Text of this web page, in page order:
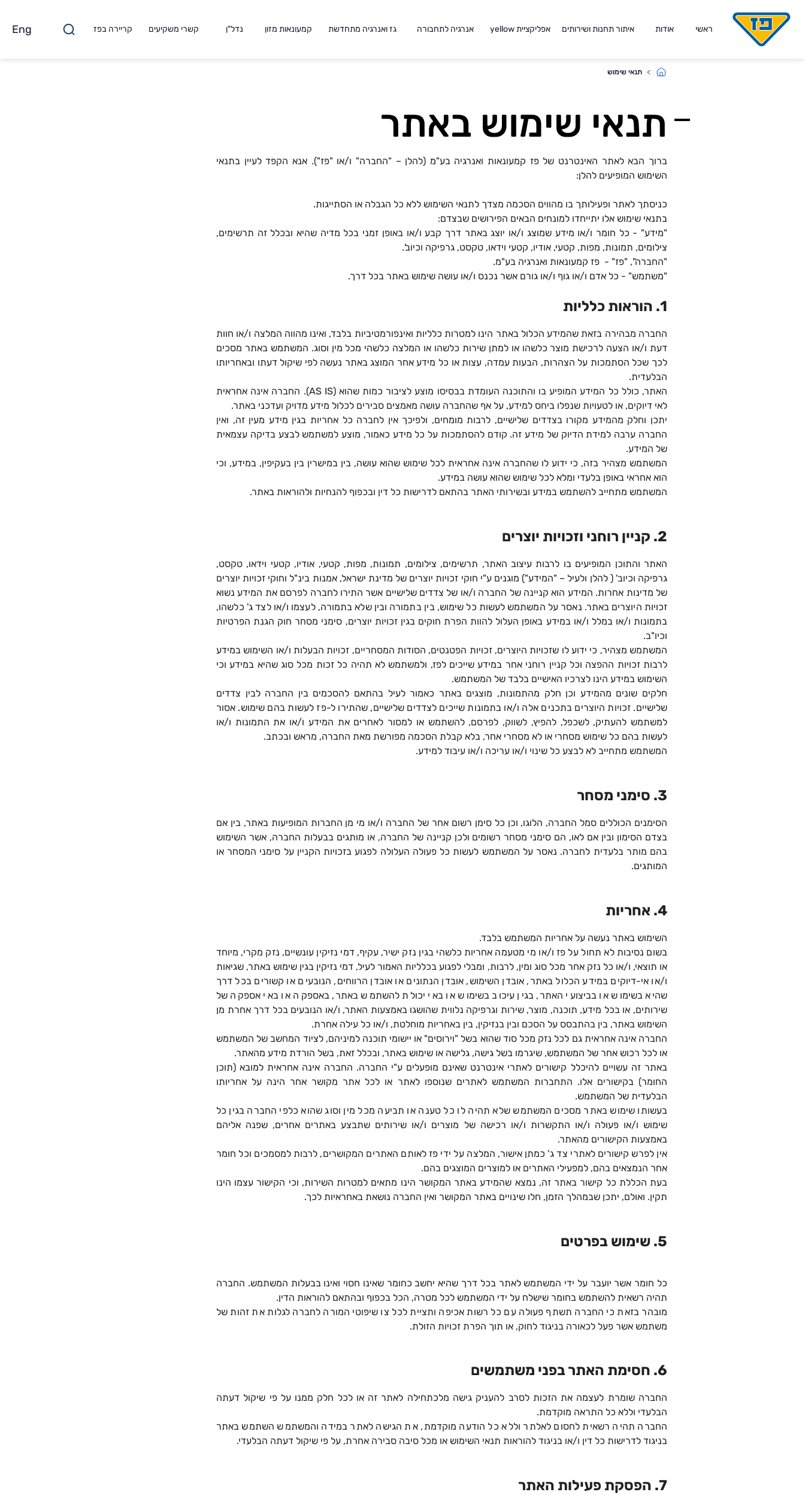
ראשי אודות איתור תחנות ושירותים אפליקציית yellow אנרגיה לתחבורה גז ואנרגיה מתחדשת קמעונאות מזון נדל"ן קשרי משקיעים קריירה בפז Eng
תנאי שימוש
תנאי שימוש באתר
ברוך הבא לאתר האינטרנט של פז קמעונאות ואנרגיה בע"מ (להלן – "החברה" ו/או "פז"). אנא הקפד לעיין בתנאי
השימוש המופיעים להלן:
כניסתך לאתר ופעילותך בו מהווים הסכמה מצדך לתנאי השימוש ללא כל הגבלה או הסתייגות.
בתנאי שימוש אלו יתייחדו למונחים הבאים הפירושים שבצדם:
"מידע" - כל חומר ו/או מידע שמוצג ו/או יוצג באתר דרך קבע ו/או באופן זמני בכל מדיה שהיא ובכלל זה תרשימים,
צילומים, תמונות, מפות, קטעי, אודיו, קטעי וידאו, טקסט, גרפיקה וכיוב'.
"החברה", "פז" - פז קמעונאות ואנרגיה בע"מ.
"משתמש" - כל אדם ו/או גוף ו/או גורם אשר נכנס ו/או עושה שימוש באתר בכל דרך.
1. הוראות כלליות
החברה מבהירה בזאת שהמידע הכלול באתר הינו למטרות כלליות ואינפורמטיביות בלבד, ואינו מהווה המלצה ו/או חוות
דעת ו/או הצעה לרכישת מוצר כלשהו או למתן שירות כלשהו או המלצה כלשהי מכל מין וסוג. המשתמש באתר מסכים
לכך שכל הסתמכות על הצהרות, הבעות עמדה, עצות או כל מידע אחר המוצג באתר נעשה לפי שיקול דעתו ובאחריותו
הבלעדית.
האתר, כולל כל המידע המופיע בו והתוכנה העומדת בבסיסו מוצע לציבור כמות שהוא (AS IS). החברה אינה אחראית
לאי דיוקים, או לטעויות שנפלו ביחס למידע, על אף שהחברה עושה מאמצים סבירים לכלול מידע מדויק ועדכני באתר.
יתכן וחלק מהמידע מקורו בצדדים שלישיים, לרבות מומחים, ולפיכך אין לחברה כל אחריות בגין מידע מעין זה, ואין
החברה ערבה למידת הדיוק של מידע זה. קודם להסתמכות על כל מידע כאמור, מוצע למשתמש לבצע בדיקה עצמאית
של המידע.
המשתמש מצהיר בזה, כי ידוע לו שהחברה אינה אחראית לכל שימוש שהוא עושה, בין במישרין בין בעקיפין, במידע, וכי
הוא אחראי באופן בלעדי ומלא לכל שימוש שהוא עושה במידע.
המשתמש מתחייב להשתמש במידע ובשירותי האתר בהתאם לדרישות כל דין ובכפוף להנחיות ולהוראות באתר.
2. קניין רוחני וזכויות יוצרים
האתר והתוכן המופיעים בו לרבות עיצוב האתר, תרשימים, צילומים, תמונות, מפות, קטעי, אודיו, קטעי וידאו, טקסט,
גרפיקה וכיוב' ( להלן ולעיל – "המידע") מוגנים ע"י חוקי זכויות יוצרים של מדינת ישראל, אמנות בינ"ל וחוקי זכויות יוצרים
של מדינות אחרות. המידע הוא קניינה של החברה ו/או של צדדים שלישיים אשר התירו לחברה לפרסם את המידע נשוא
זכויות היוצרים באתר. נאסר על המשתמש לעשות כל שימוש, בין בתמורה ובין שלא בתמורה, לעצמו ו/או לצד ג' כלשהו,
בתמונות ו/או במלל ו/או במידע באופן העלול להוות הפרת חוקים בגין זכויות יוצרים, סימני מסחר חוק הגנת הפרטיות
וכיו"ב.
המשתמש מצהיר, כי ידוע לו שזכויות היוצרים, זכויות הפטנטים, הסודות המסחריים, זכויות הבעלות ו/או השימוש במידע
לרבות זכויות ההפצה וכל קניין רוחני אחר במידע שייכים לפז, ולמשתמש לא תהיה כל זכות מכל סוג שהיא במידע וכי
השימוש במידע הינו לצרכיו האישיים בלבד של המשתמש.
חלקים שונים מהמידע וכן חלק מהתמונות, מוצגים באתר כאמור לעיל בהתאם להסכמים בין החברה לבין צדדים
שלישיים. זכויות היוצרים בתכנים אלה ו/או בתמונות שייכים לצדדים שלישיים, שהתירו ל-פז לעשות בהם שימוש. אסור
למשתמש להעתיק, לשכפל, להפיץ, לשווק, לפרסם, להשתמש או למסור לאחרים את המידע ו/או את התמונות ו/או
לעשות בהם כל שימוש מסחרי או לא מסחרי אחר, בלא קבלת הסכמה מפורשת מאת החברה, מראש ובכתב.
המשתמש מתחייב לא לבצע כל שינוי ו/או עריכה ו/או עיבוד למידע.
3. סימני מסחר
הסימנים הכוללים סמל החברה, הלוגו, וכן כל סימן רשום אחר של החברה ו/או מי מן החברות המופיעות באתר, בין אם
בצדם הסימון ובין אם לאו, הם סימני מסחר רשומים ולכן קניינה של החברה, או מותגים בבעלות החברה, אשר השימוש
בהם מותר בלעדית לחברה. נאסר על המשתמש לעשות כל פעולה העלולה לפגוע בזכויות הקניין על סימני המסחר או
המותגים.
4. אחריות
השימוש באתר נעשה על אחריות המשתמש בלבד.
בשום נסיבות לא תחול על פז ו/או מי מטעמה אחריות כלשהי בגין נזק ישיר, עקיף, דמי נזיקין עונשיים, נזק מקרי, מיוחד
או תוצאי, ו/או כל נזק אחר מכל סוג ומין, לרבות, ומבלי לפגוע בכלליות האמור לעיל, דמי נזיקין בגין שימוש באתר, שגיאות
ו/או אי-דיוקים במידע הכלול באתר, אובדן השימוש, אובדן הנתונים או אובדן הרווחים, הנובעים או קשורים בכל דרך
שהיא בשימוש או בביצועי האתר, בגין עיכוב בשימוש או באי יכולת להשתמש באתר, באספקה או באי אספקה של
שירותים, או בכל מידע, תוכנה, מוצר, שירות וגרפיקה נלווית שהושגו באמצעות האתר, ו/או הנובעים בכל דרך אחרת מן
השימוש באתר, בין בהתבסס על הסכם ובין בנזיקין, בין באחריות מוחלטת, ו/או כל עילה אחרת.
החברה אינה אחראית גם לכל נזק מכל סוד שהוא בשל "וירוסים" או יישומי תוכנה למיניהם, לציוד המחשב של המשתמש
או לכל רכוש אחר של המשתמש, שיגרמו בשל גישה, גלישה או שימוש באתר, ובכלל זאת, בשל הורדת מידע מהאתר.
באתר זה עשויים להיכלל קישורים לאתרי אינטרנט שאינם מופעלים ע"י החברה. החברה אינה אחראית למובא (תוכן
החומר) בקישורים אלו. התחברות המשתמש לאתרים שנוספו לאתר או לכל אתר מקושר אחר הינה על אחריותו
הבלעדית של המשתמש.
בעשותו שימוש באתר מסכים המשתמש שלא תהיה לו כל טענה או תביעה מכל מין וסוג שהוא כלפי החברה בגין כל
שימוש ו/או פעולה ו/או התקשרות ו/או רכישה של מוצרים ו/או שירותים שתבצע באתרים אחרים, שפנה אליהם
באמצעות הקישורים מהאתר.
אין לפרש קישורים לאתרי צד ג' כמתן אישור, המלצה על ידי פז לאותם האתרים המקושרים, לרבות למסמכים וכל חומר
אחר הנמצאים בהם, למפעילי האתרים או למוצרים המוצגים בהם.
בעת הכללת כל קישור באתר זה, נמצא שהמידע באתר המקושר הינו מתאים למטרות השירות, וכי הקישור עצמו הינו
תקין. ואולם, יתכן שבמהלך הזמן, חלו שינויים באתר המקושר ואין החברה נושאת באחראיות לכך.
5. שימוש בפרטים
כל חומר אשר יועבר על ידי המשתמש לאתר בכל דרך שהיא יחשב כחומר שאינו חסוי ואינו בבעלות המשתמש. החברה
תהיה רשאית להשתמש בחומר שישלח על ידי המשתמש לכל מטרה, הכל בכפוף ובהתאם להוראות הדין.
מובהר בזאת כי החברה תשתף פעולה עם כל רשות אכיפה ותציית לכל צו שיפוטי המורה לחברה לגלות את זהות של
משתמש אשר פעל לכאורה בניגוד לחוק, או תוך הפרת זכויות הזולת.
6. חסימת האתר בפני משתמשים
החברה שומרת לעצמה את הזכות לסרב להעניק גישה מלכתחילה לאתר זה או לכל חלק ממנו על פי שיקול דעתה
הבלעדי וללא כל התראה מוקדמת.
החברה תהיה רשאית לחסום לאלתר וללא כל הודעה מוקדמת, את הגישה לאתר במידה והמשתמש השתמש באתר
בניגוד לדרישות כל דין ו/או בניגוד להוראות תנאי השימוש או מכל סיבה סבירה אחרת, על פי שיקול דעתה הבלעדי.
7. הפסקת פעילות האתר